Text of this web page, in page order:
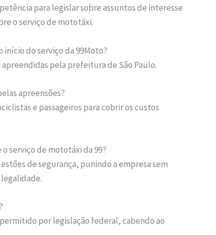
para legislar sobre assuntos de interesse
o serviço de mototáxi.
do serviço da 99Moto?
pela prefeitura de São Paulo.
apreensões?
e passageiros para cobrir os custos
serviço de mototáxi da 99?
de segurança, punindo a empresa sem
por legislação federal, cabendo ao